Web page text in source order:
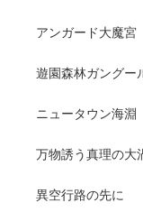
アンガード大魔宮
遊園森林ガングー
ニュータウン海淵
万物誘う真理の大
異空行路の先に